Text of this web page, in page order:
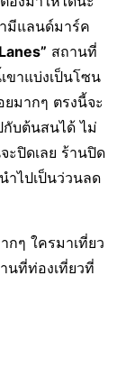
มีแลนด์มาร์ค
สถานที่
ขาแบ่งเป็นโซน
มากๆ ตรงนี้จะ
กับต้นสนได้ ไม่
ะปิดเลย ร้านปิด
ำไปเป็นว่วนลด
กๆ ใครมาเที่ยว
นที่ท่องเที่ยวที่